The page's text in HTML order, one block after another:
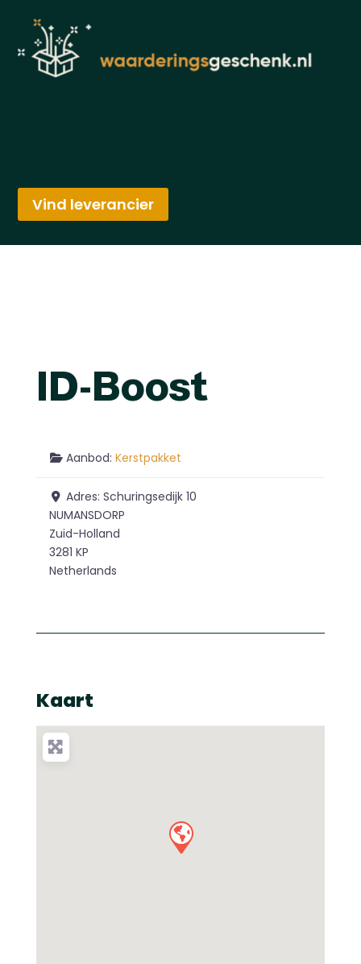
Vind leverancier
ID-Boost
Aanbod:Kerstpakket
Adres:Schuringsedijk 10
NUMANSDORP
Zuid-Holland
3281 KP
Netherlands
Kaart